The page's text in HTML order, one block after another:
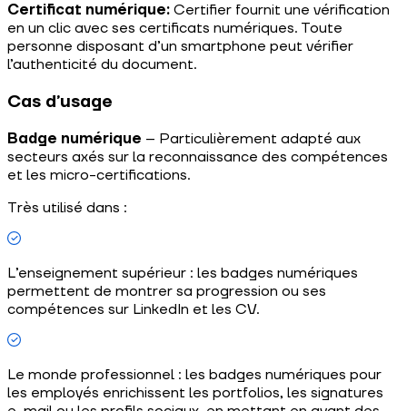
Certificat numérique: Certifier fournit une vérification
en un clic avec ses certificats numériques. Toute
personne disposant d’un smartphone peut vérifier
l’authenticité du document.
Cas d’usage
Badge numérique – Particulièrement adapté aux
secteurs axés sur la reconnaissance des compétences
et les micro-certifications.
Très utilisé dans :
L’enseignement supérieur : les badges numériques
permettent de montrer sa progression ou ses
compétences sur LinkedIn et les CV.
Le monde professionnel : les badges numériques pour
les employés enrichissent les portfolios, les signatures